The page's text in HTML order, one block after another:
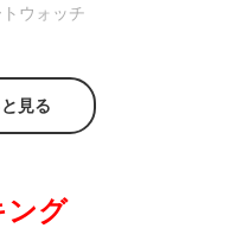
ウォッチ
見る
ング